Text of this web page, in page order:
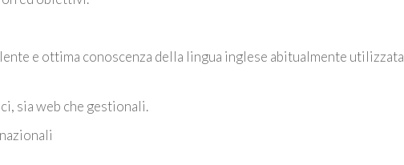
e ottima conoscenza della lingua inglese abitualmente utilizzata
sia web che gestionali.